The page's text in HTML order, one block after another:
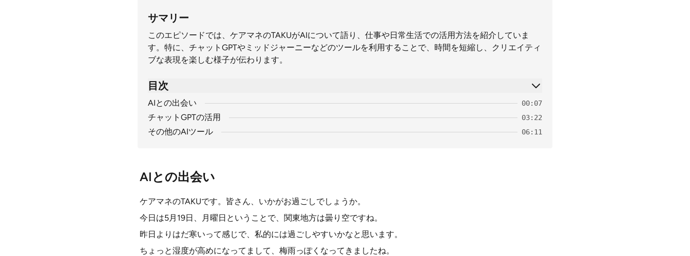
サマリー
このエピソードでは、ケアマネのTAKUがAIについて語り、仕事や日常生活での活用方法を紹介していま
す。特に、チャットGPTやミッドジャーニーなどのツールを利用することで、時間を短縮し、クリエイティ
ブな表現を楽しむ様子が伝わります。
目次
AIとの出会い 00:07
チャットGPTの活用 03:22
その他のAIツール 06:11
AIとの出会い
ケアマネのTAKUです。皆さん、いかがお過ごしでしょうか。
今日は5月19日、月曜日ということで、関東地方は曇り空ですね。
昨日よりはだ寒いって感じで、私的には過ごしやすいかなと思います。
ちょっと湿度が高めになってまして、梅雨っぽくなってきましたね。